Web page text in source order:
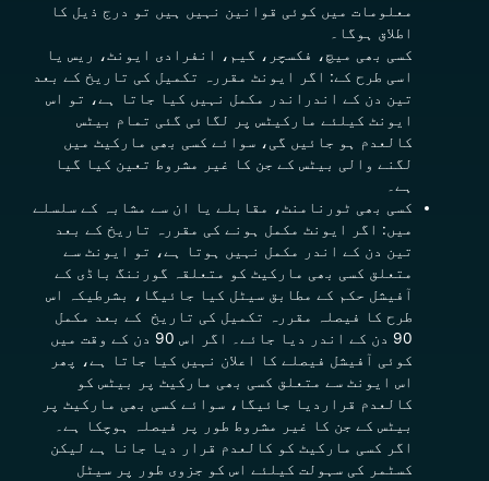
معلومات میں کوئی قوانین نہیں ہیں تو درج ذیل کا
اطلاق ہوگا۔
کسی بھی میچ، فکسچر، گیم، انفرادی ایونٹ، ریس یا
اسی طرح کے: اگر ایونٹ مقررہ تکمیل کی تاریخ کے بعد
تین دن کے اندراندر مکمل نہیں کیا جاتا ہے، تو اس
ایونٹ کیلئے مارکیٹس پر لگائی گئی تمام بیٹس
کالعدم ہو جائیں گی، سوائے کسی بھی مارکیٹ میں
لگنے والی بیٹس کے جن کا غیر مشروط تعین کیا گیا
ہے۔
کسی بھی ٹورنامنٹ، مقابلے یا ان سے مشابہ کے سلسلے
میں: اگر ایونٹ مکمل ہونے کی مقررہ تاریخ کے بعد
تین دن کے اندر مکمل نہیں ہوتا ہے، تو ایونٹ سے
متعلق کسی بھی مارکیٹ کو متعلقہ گورننگ باڈی کے
آفیشل حکم کے مطابق سیٹل کیا جائیگا، بشرطیکہ اس
طرح کا فیصلہ مقررہ تکمیل کی تاریخ کے بعد مکمل
90 دن کے اندر دیا جائے۔ اگر اس 90 دن کے وقت میں
کوئی آفیشل فیصلے کا اعلان نہیں کیا جاتا ہے، پھر
اس ایونٹ سے متعلق کسی بھی مارکیٹ پر بیٹس کو
کالعدم قراردیا جائیگا، سوائے کسی بھی مارکیٹ پر
بیٹس کے جن کا غیر مشروط طور پر فیصلہ ہوچکا ہے۔
اگر کسی مارکیٹ کو کالعدم قرار دیا جانا ہے لیکن
کسٹمر کی سہولت کیلئے اس کو جزوی طور پر سیٹل